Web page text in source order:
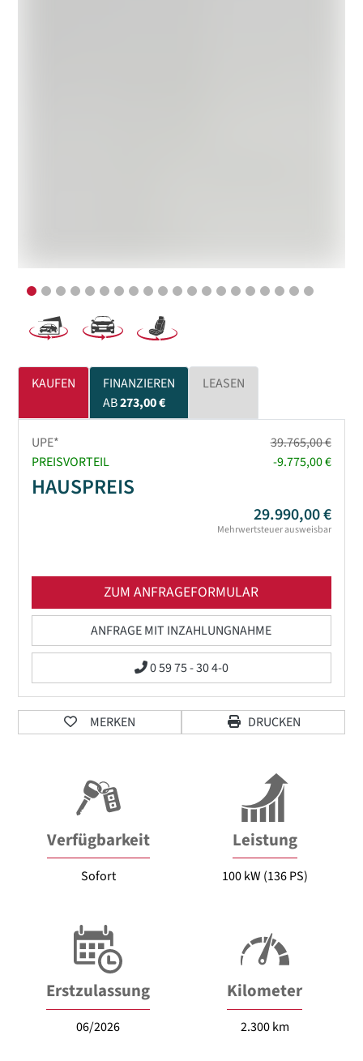
KAUFEN
FINANZIEREN
AB273,00 €
LEASEN
UPE*
39.765,00 €
PREISVORTEIL
-9.775,00 €
HAUSPREIS
29.990,00 €
Mehrwertsteuer ausweisbar
ZUM ANFRAGEFORMULAR
ANFRAGE MIT INZAHLUNGNAHME
0 59 75 - 30 4-0
MERKEN DRUCKEN
Verfügbarkeit
Sofort
Leistung
100 kW (136 PS)
Erstzulassung
06/2026
Kilometer
2.300 km